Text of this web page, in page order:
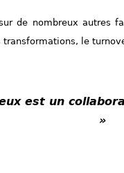
de nombreux autres
transformations, le
est un
»